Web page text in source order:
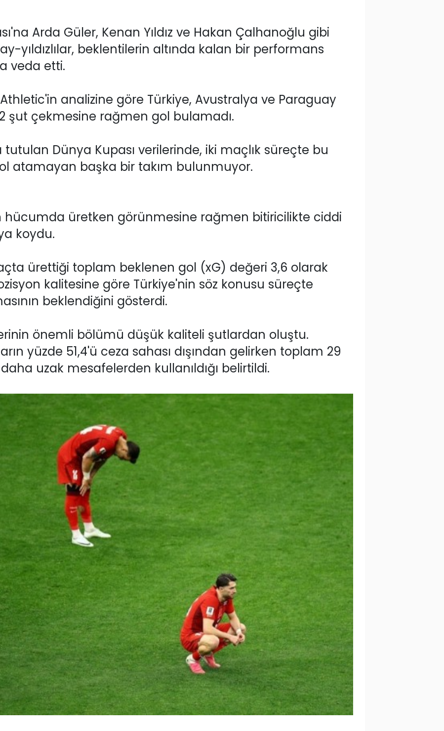
Arda Güler, Kenan Yıldız ve Hakan Çalhanoğlu gibi
yıldızlılar, beklentilerin altında kalan bir performans
veda etti.
Athletic'in analizine göre Türkiye, Avustralya ve Paraguay
şut çekmesine rağmen gol bulamadı.
tutulan Dünya Kupası verilerinde, iki maçlık süreçte bu
atamayan başka bir takım bulunmuyor.
hücumda üretken görünmesine rağmen bitiricilikte ciddi
koydu.
ürettiği toplam beklenen gol (xG) değeri 3,6 olarak
kalitesine göre Türkiye'nin söz konusu süreçte
beklendiğini gösterdi.
önemli bölümü düşük kaliteli şutlardan oluştu.
yüzde 51,4'ü ceza sahası dışından gelirken toplam 29
uzak mesafelerden kullanıldığı belirtildi.